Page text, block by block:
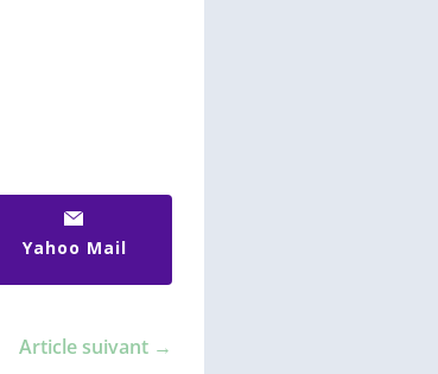
Yahoo Mail
Article suivant →